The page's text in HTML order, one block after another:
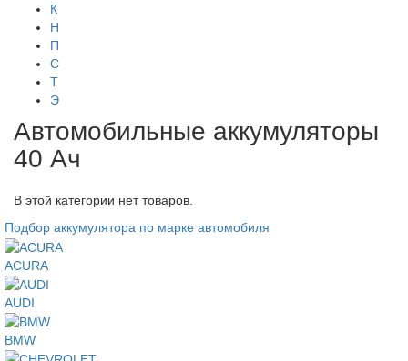
К
Н
П
С
Т
Э
Автомобильные аккумуляторы
40 Ач
В этой категории нет товаров.
Подбор аккумулятора по марке автомобиля
ACURA
AUDI
BMW